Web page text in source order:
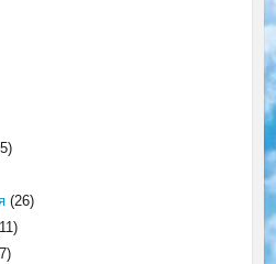
(26)